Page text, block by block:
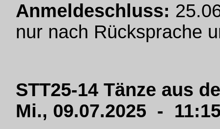
Anmeldeschluss:
nur nach Rücksprache
STT25-14 Tänze aus
Mi., 09.07.2025 -